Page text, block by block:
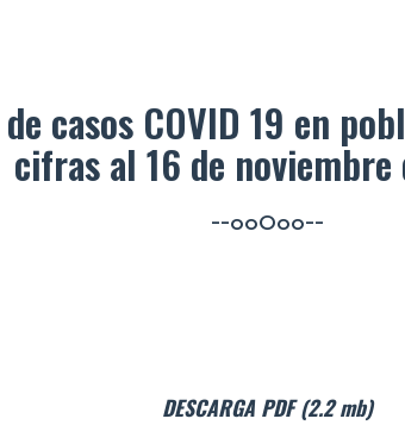
casos COVID 19 en
cifras al 16 de noviembre
--ooOoo--
DESCARGA PDF (2.2 mb)